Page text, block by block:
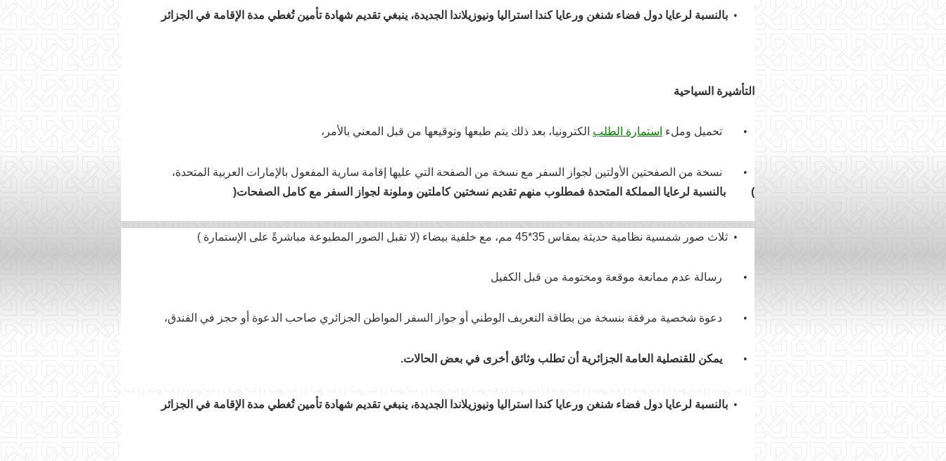
• بالنسبة لرعايا دول فضاء شنغن ورعايا كندا استراليا ونيوزيلاندا الجديدة، ينبغي تقديم شهادة تأمين تُغطي مدة الإقامة في الجزائر
التأشيرة السياحية
• تحميل وملء استمارة الطلب الكترونيا، بعد ذلك يتم طبعها وتوقيعها من قبل المعني بالأمر،
•
نسخة من الصفحتين الأولتين لجواز السفر مع نسخة من الصفحة التي عليها إقامة سارية المفعول بالإمارات العربية المتحدة،
( بالنسبة لرعايا المملكة المتحدة فمطلوب منهم تقديم نسختين كاملتين وملونة لجواز السفر مع كامل الصفحات)
• ثلاث صور شمسية نظامية حديثة بمقاس 35*45 مم، مع خلفية بيضاء (لا تقبل الصور المطبوعة مباشرةً على الإستمارة )
• رسالة عدم ممانعة موقعة ومختومة من قبل الكفيل
• دعوة شخصية مرفقة بنسخة من بطاقة التعريف الوطني أو جواز السفر المواطن الجزائري صاحب الدعوة أو حجز في الفندق،
•يمكن للقنصلية العامة الجزائرية أن تطلب وثائق أخرى في بعض الحالات.
• بالنسبة لرعايا دول فضاء شنغن ورعايا كندا استراليا ونيوزيلاندا الجديدة، ينبغي تقديم شهادة تأمين تُغطي مدة الإقامة في الجزائر